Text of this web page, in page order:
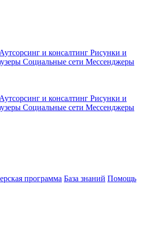
Аутсорсинг и консалтинг Рисунки и
Социальные сети Мессенджеры
Аутсорсинг и консалтинг Рисунки и
Социальные сети Мессенджеры
программа База знаний Помощь